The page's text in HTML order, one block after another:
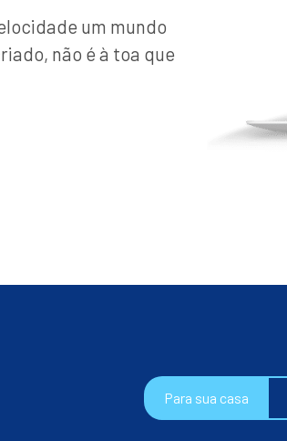
um mundo
não é à toa que
Para sua casa